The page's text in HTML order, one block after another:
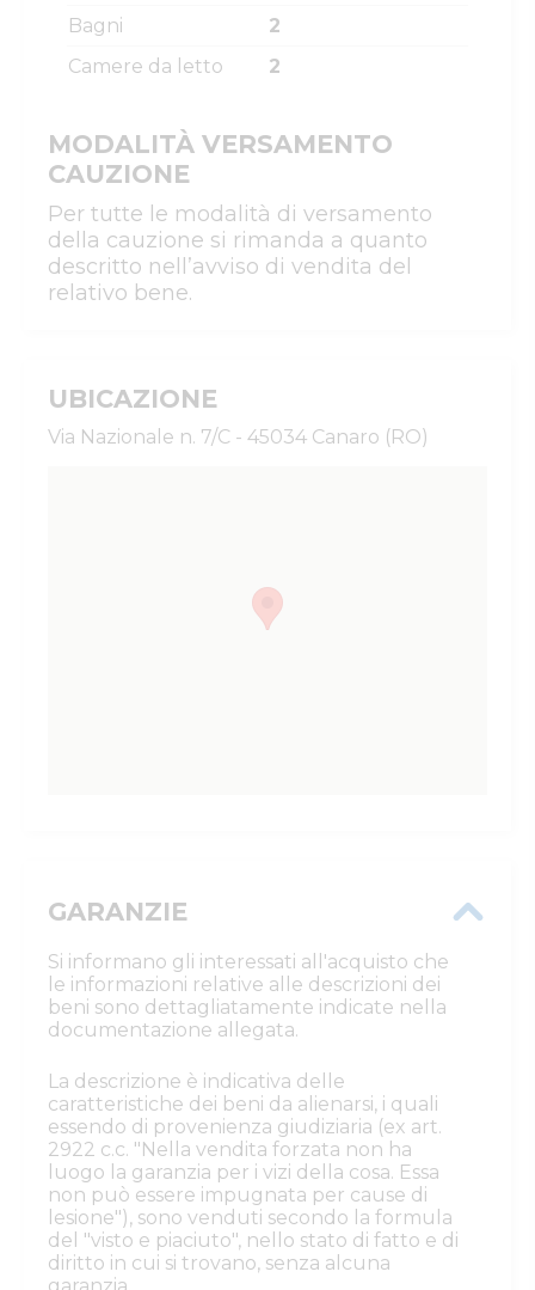
Bagni
2
Camere da letto
2
MODALITÀ VERSAMENTO
CAUZIONE
Per tutte le modalità di versamento
della cauzione si rimanda a quanto
descritto nell’avviso di vendita del
relativo bene.
UBICAZIONE
Via Nazionale n. 7/C - 45034 Canaro (RO)
GARANZIE
Si informano gli interessati all'acquisto che
le informazioni relative alle descrizioni dei
beni sono dettagliatamente indicate nella
documentazione allegata.
La descrizione è indicativa delle
caratteristiche dei beni da alienarsi, i quali
essendo di provenienza giudiziaria (ex art.
2922 c.c. "Nella vendita forzata non ha
luogo la garanzia per i vizi della cosa. Essa
non può essere impugnata per cause di
lesione"), sono venduti secondo la formula
del "visto e piaciuto", nello stato di fatto e di
diritto in cui si trovano, senza alcuna